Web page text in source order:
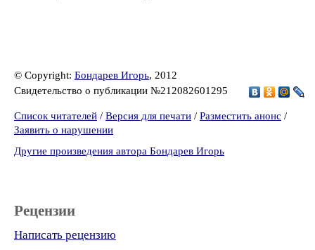
© Copyright: Бондарев Игорь, 2012
Свидетельство о публикации №212082601295
Список читателей / Версия для печати / Разместить анонс /
Заявить о нарушении
Другие произведения автора Бондарев Игорь
Рецензии
Написать рецензию